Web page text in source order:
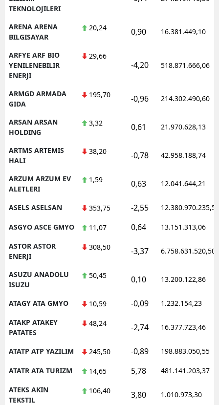
TEKNOLOJILERI
ARENA ARENA
BILGISAYAR
20,24 0,90 16.381.449,10
ARFYE ARF BIO
YENILENEBILIR
ENERJI
29,66
-4,20 518.871.666,06
ARMGD ARMADA
GIDA
195,70 -0,96 214.302.490,60
ARSAN ARSAN
HOLDING
3,32 0,61 21.970.628,13
ARTMS ARTEMIS
HALI
38,20 -0,78 42.958.188,74
ARZUM ARZUM EV
ALETLERI
1,59 0,63 12.041.644,21
ASELS ASELSAN 353,75 -2,55 12.380.970.235,50
ASGYO ASCE GMYO 11,07 0,64 13.151.313,06
ASTOR ASTOR
ENERJI
308,50 -3,37 6.758.631.520,50
ASUZU ANADOLU
ISUZU
50,45 0,10 13.200.122,86
ATAGY ATA GMYO 10,59 -0,09 1.232.154,23
ATAKP ATAKEY
PATATES
48,24 -2,74 16.377.723,46
ATATP ATP YAZILIM 245,50 -0,89 198.883.050,55
ATATR ATA TURIZM 14,65 5,78 481.141.203,37
ATEKS AKIN
TEKSTIL
106,40 3,80 1.010.973,30